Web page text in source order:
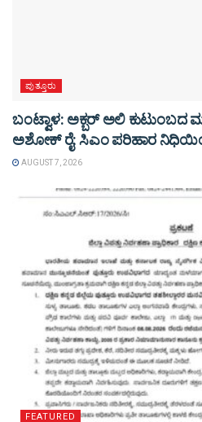
ಪುತ್ತೂರು
ಬಂಟ್ವಾಳ: ಅಕ್ಬರ್ ಅಲಿ ಕುಟುಂಬದ
ಅಶೋಕ್ ರೈ: ಸಿಎಂ ಪರಿಹಾರ ನಿಧಿಯಿಂದ
AUGUST 7, 2026
FEATURED